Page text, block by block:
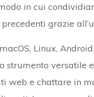
in cui
grazie
Linux,
strumento versatile
web e chattare in